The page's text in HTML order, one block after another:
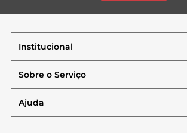
Institucional
Sobre o Serviço
Ajuda